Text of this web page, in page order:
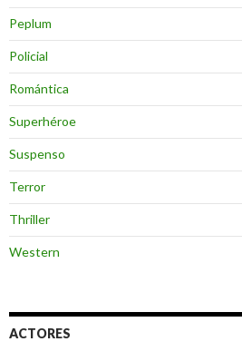
Peplum
Policial
Romántica
Superhéroe
Suspenso
Terror
Thriller
Western
ACTORES